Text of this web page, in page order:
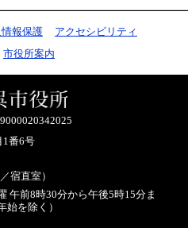
報保護
アクセシビリティ
市役所案内
1番6号
宿直室）
午前8時30分から午後5時15分ま
を除く）